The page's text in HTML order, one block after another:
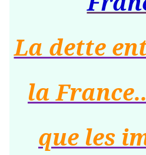
La dette
la
que les